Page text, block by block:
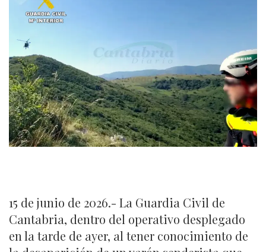
15 de junio de 2026.- La Guardia Civil de
Cantabria, dentro del operativo desplegado
en la tarde de ayer, al tener conocimiento de